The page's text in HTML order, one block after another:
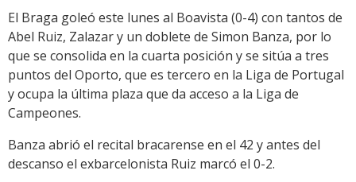
Link
El Braga goleó este lunes al Boavista (0-4) con tantos de
Abel Ruiz, Zalazar y un doblete de Simon Banza, por lo
que se consolida en la cuarta posición y se sitúa a tres
puntos del Oporto, que es tercero en la Liga de Portugal
y ocupa la última plaza que da acceso a la Liga de
Campeones.
Banza abrió el recital bracarense en el 42 y antes del
descanso el exbarcelonista Ruiz marcó el 0-2.